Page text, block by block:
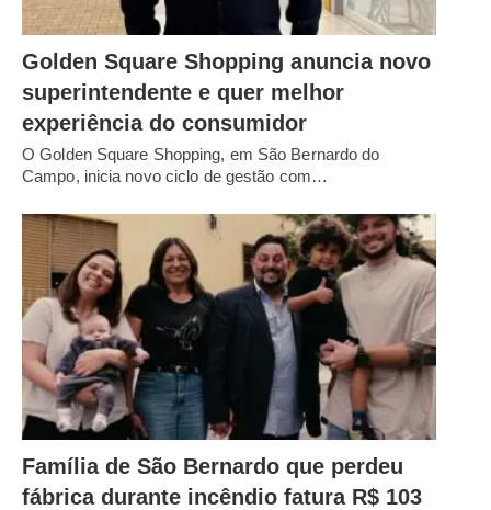
Golden Square Shopping anuncia novo
superintendente e quer melhor
experiência do consumidor
O Golden Square Shopping, em São Bernardo do
Campo, inicia novo ciclo de gestão com…
Família de São Bernardo que perdeu
fábrica durante incêndio fatura R$ 103